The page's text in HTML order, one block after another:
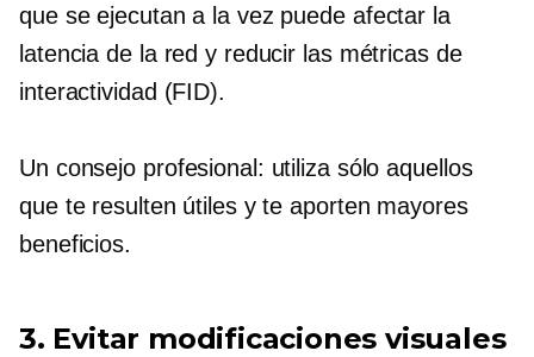
que se ejecutan a la vez puede afectar la
latencia de la red y reducir las métricas de
interactividad (FID).
Un consejo profesional: utiliza sólo aquellos
que te resulten útiles y te aporten mayores
beneficios.
3. Evitar modificaciones visuales